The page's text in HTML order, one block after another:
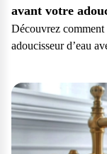
avant votre
Découvrez
adoucisseur d’eau